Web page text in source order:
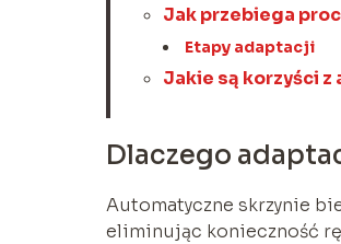
Jak przebiega
Etapy adaptacji
Jakie są korzyści
Dlaczego
Automatyczne skrzynie
eliminując konieczność